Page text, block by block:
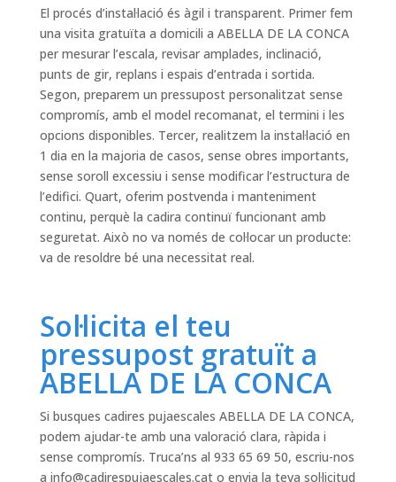
El procés d’instal·lació és àgil i transparent. Primer fem
una visita gratuïta a domicili a ABELLA DE LA CONCA
per mesurar l’escala, revisar amplades, inclinació,
punts de gir, replans i espais d’entrada i sortida.
Segon, preparem un pressupost personalitzat sense
compromís, amb el model recomanat, el termini i les
opcions disponibles. Tercer, realitzem la instal·lació en
1 dia en la majoria de casos, sense obres importants,
sense soroll excessiu i sense modificar l’estructura de
l’edifici. Quart, oferim postvenda i manteniment
continu, perquè la cadira continuï funcionant amb
seguretat. Això no va només de col·locar un producte:
va de resoldre bé una necessitat real.
Sol·licita el teu
pressupost gratuït a
ABELLA DE LA CONCA
Si busques cadires pujaescales ABELLA DE LA CONCA,
podem ajudar-te amb una valoració clara, ràpida i
sense compromís. Truca’ns al 933 65 69 50, escriu-nos
a info@cadirespujaescales.cato envia la teva sol·licitud